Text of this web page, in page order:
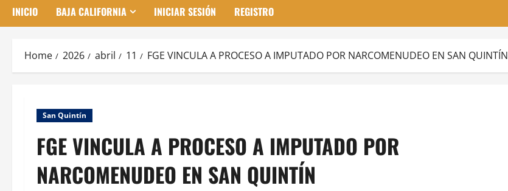
INICIO BAJA CALIFORNIA INICIAR SESIÓN REGISTRO
Home 2026 abril 11 FGE VINCULA A PROCESO A IMPUTADO POR NARCOMENUDEO EN SAN QUINTÍN
San Quintín
FGE VINCULA A PROCESO A IMPUTADO POR
NARCOMENUDEO EN SAN QUINTÍN